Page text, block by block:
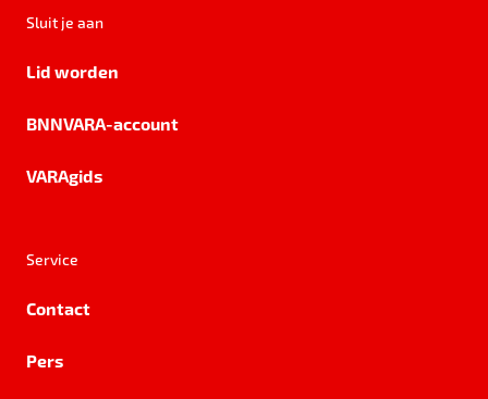
Sluit je aan
Lid worden
BNNVARA-account
VARAgids
Service
Contact
Pers